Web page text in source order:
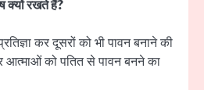
क्यों रखते हैं?
कर दूसरों को भी पावन बनाने की
आत्माओं को पतित से पावन बनने का